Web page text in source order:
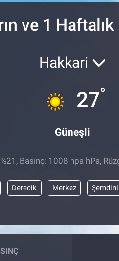
ve 1
Hakkari
27°
Güneşli
Basınç: 1008 hpa hPa,
Derecik Merkez Şemdinli